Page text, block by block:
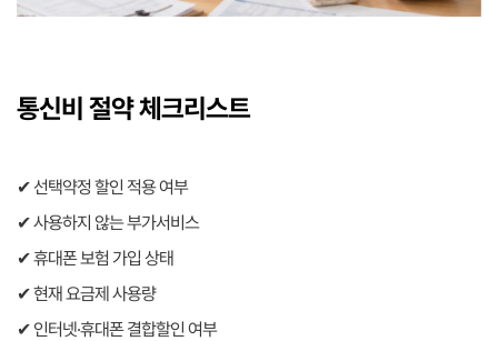
통신비 절약 체크리스트
✔ 선택약정 할인 적용 여부
✔ 사용하지 않는 부가서비스
✔ 휴대폰 보험 가입 상태
✔ 현재 요금제 사용량
✔ 인터넷·휴대폰 결합할인 여부